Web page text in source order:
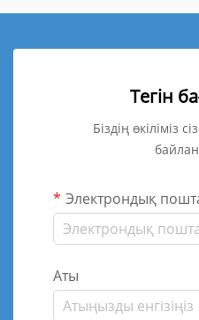
Тегін
Біздің өкіліміз
Электрондық
Аты